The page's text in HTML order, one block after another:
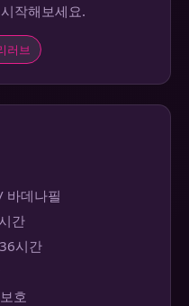
작해보세요.
러브
바데나필
간
시간
호